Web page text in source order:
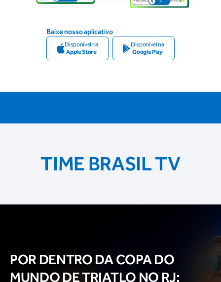
Baixe nosso aplicativo
Disponível na
Apple Store
Disponível na
Google Play
TIME BRASIL TV
POR DENTRO DA COPA DO
MUNDO DE TRIATLO NO RJ: